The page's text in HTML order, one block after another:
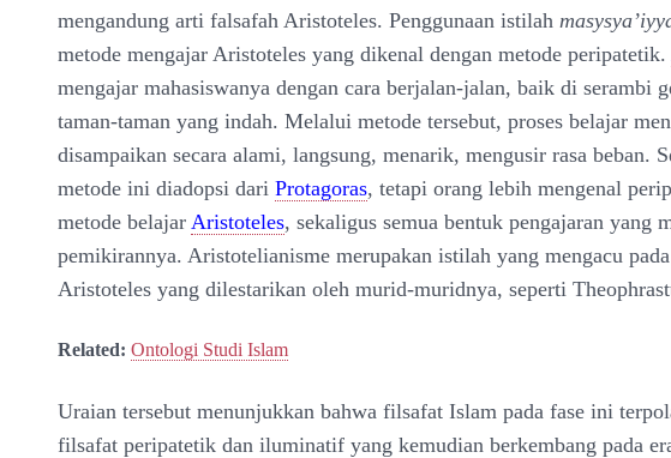
mengandung arti falsafah Aristoteles. Penggunaan istilah
metode mengajar Aristoteles yang dikenal dengan metode peripatetik.
mengajar mahasiswanya dengan cara berjalan-jalan, baik di serambi
taman-taman yang indah. Melalui metode tersebut, proses belajar
disampaikan secara alami, langsung, menarik, mengusir rasa beban.
metode ini diadopsi dari Protagoras, tetapi orang lebih mengenal
metode belajar Aristoteles, sekaligus semua bentuk pengajaran yang
pemikirannya. Aristotelianisme merupakan istilah yang mengacu
Aristoteles yang dilestarikan oleh murid-muridnya, seperti
Related: Ontologi Studi Islam
Uraian tersebut menunjukkan bahwa filsafat Islam pada fase ini
filsafat peripatetik dan iluminatif yang kemudian berkembang pada